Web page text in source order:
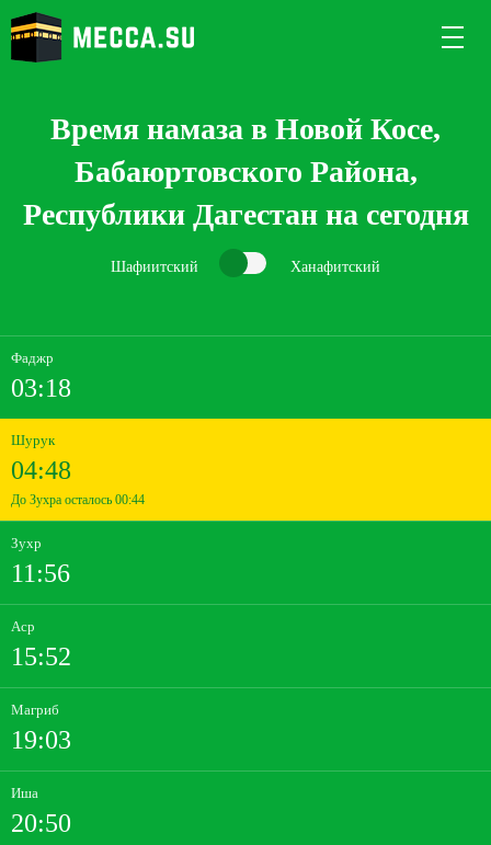
Время намаза в Новой Косе,
Бабаюртовского Района,
Республики Дагестан на сегодня
Шафиитский Ханафитский
Фаджр
03:18
Шурук
04:48
До Зухра осталось 00:44
Зухр
11:56
Аср
15:52
Магриб
19:03
Иша
20:50